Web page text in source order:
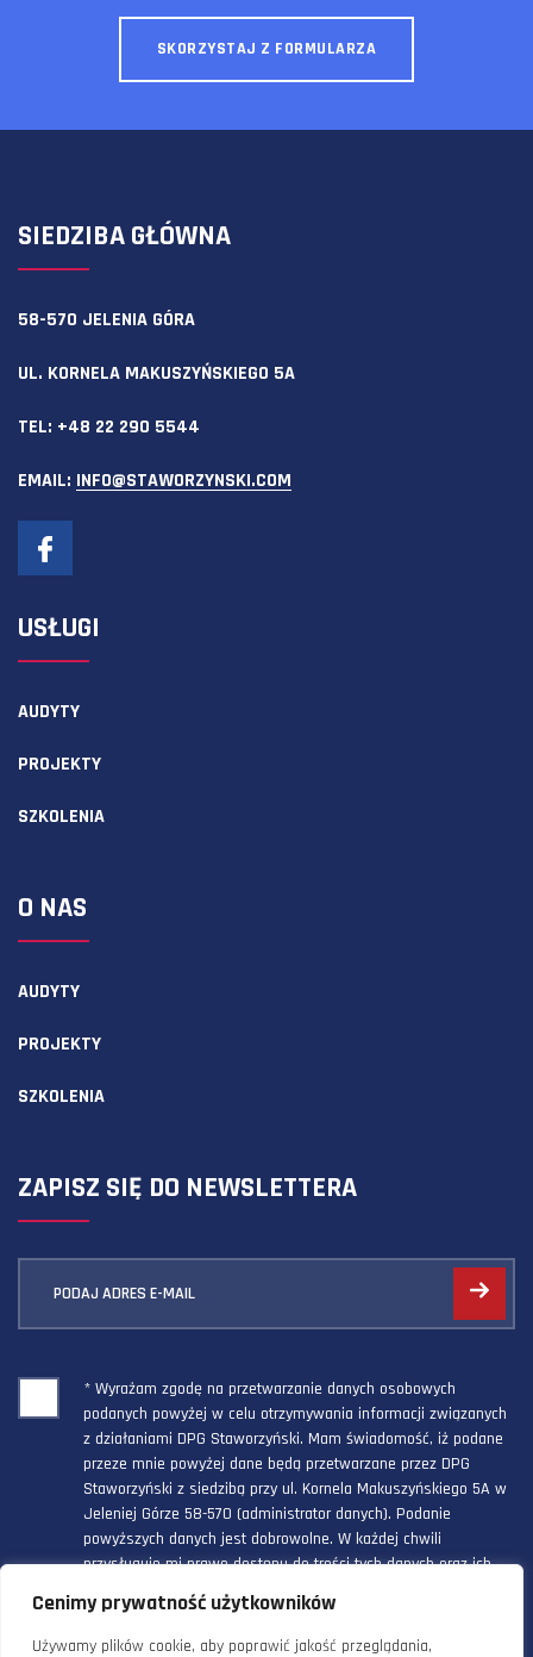
Cenimy prywatność użytkowników
Używamy plików cookie, aby poprawić jakość przeglądania,
SKORZYSTAJ Z FORMULARZA
SIEDZIBA GŁÓWNA
58-570 JELENIA GÓRA
UL. KORNELA MAKUSZYŃSKIEGO 5A
TEL: +48 22 290 5544
EMAIL: INFO@STAWORZYNSKI.COM
USŁUGI
AUDYTY
PROJEKTY
SZKOLENIA
O NAS
AUDYTY
PROJEKTY
SZKOLENIA
ZAPISZ SIĘ DO NEWSLETTERA
PODAJ ADRES E-MAIL
* Wyrażam zgodę na przetwarzanie danych osobowych
podanych powyżej w celu otrzymywania informacji związanych
z działaniami DPG Staworzyński. Mam świadomość, iż podane
przeze mnie powyżej dane będą przetwarzane przez DPG
Staworzyński z siedzibą przy ul. Kornela Makuszyńskiego 5A w
Jeleniej Górze 58-570 (administrator danych). Podanie
powyższych danych jest dobrowolne. W każdej chwili
przysługuje mi prawo dostępu do treści tych danych oraz ich
poprawienia, a powyższa zgoda może być odwołana w każdym
czasie.